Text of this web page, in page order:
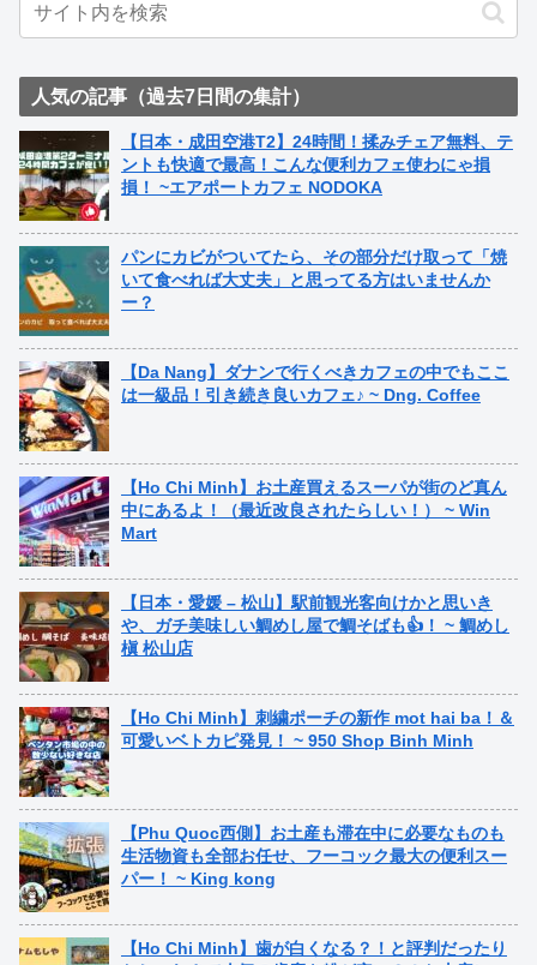
人気の記事（過去7日間の集計）
【日本・成田空港T2】24時間！揉みチェア無料、テ
ントも快適で最高！こんな便利カフェ使わにゃ損
損！ ~エアポートカフェ NODOKA
パンにカビがついてたら、その部分だけ取って「焼
いて食べれば大丈夫」と思ってる方はいませんか
ー？
【Da Nang】ダナンで行くべきカフェの中でもここ
は一級品！引き続き良いカフェ♪ ~ Dng. Coffee
【Ho Chi Minh】お土産買えるスーパが街のど真ん
中にあるよ！（最近改良されたらしい！） ~ Win
Mart
【日本・愛媛 – 松山】駅前観光客向けかと思いき
や、ガチ美味しい鯛めし屋で鯛そばも👍！ ~ 鯛めし
槇 松山店
【Ho Chi Minh】刺繍ポーチの新作 mot hai ba！＆
可愛いベトカピ発見！ ~ 950 Shop Binh Minh
【Phu Quoc西側】お土産も滞在中に必要なものも
生活物資も全部お任せ、フーコック最大の便利スー
パー！ ~ King kong
【Ho Chi Minh】歯が白くなる？！と評判だったり